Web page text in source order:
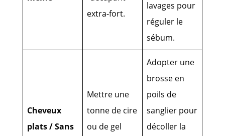
extra-fort.
lavages pour
réguler le
sébum.
Cheveux
plats / Sans
Mettre une
tonne de cire
ou de gel
Adopter une
brosse en
poils de
sanglier pour
décoller la